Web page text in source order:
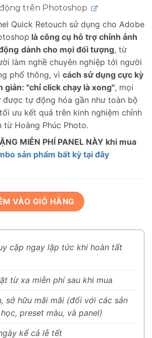
trên Photoshop
Quick Retouch sử dụng cho Adobe
là công cụ hỗ trợ chỉnh ảnh
dành cho mọi đối tượng, từ
làm nghề chuyên nghiệp tới người
phổ thông, vì cách sử dụng cực kỳ
giản: "chỉ click chạy là xong", mọi
được tự động hóa gần như toàn bộ
ưu kết quả trên kinh nghiệm chỉnh
từ Hoàng Phúc Photo.
MIỄN PHÍ PANEL NÀY khi mua
sản phẩm bất kỳ tại đây
– dành cho studio, nhiếp ảnh chuyên
VÀO GIỎ HÀNG
cập ngay lập tức khi hoàn tất
từ xa miễn phí sau khi mua
sở hữu mãi mãi (đối với các sản
preset màu, và panel)
kể cả lễ tết